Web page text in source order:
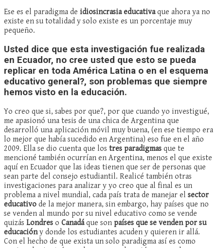
Ese es el paradigma de idiosincrasia educativaque ahora ya no
existe en su totalidad y solo existe es un porcentaje muy
pequeño.
Usted dice que esta investigación fue realizada
en Ecuador, no cree usted que esto se pueda
replicar en toda América Latina o en el esquema
educativo general?, son problemas que siempre
hemos visto en la educación.
Yo creo que si, sabes por que?, por que cuando yo investigué,
me apasionó una tesis de una chica de Argentina que
desarrolló una aplicación móvil muy buena, (en ese tiempo era
lo mejor que había sucedido en Argentina) eso fue en el año
2009. Ella se dio cuenta que los tres paradigmas que te
mencioné también ocurrían en Argentina, menos el que existe
aquí en Ecuador que las ideas tienen que ser de personas que
sean parte del consejo estudiantil. Realicé también otras
investigaciones para analizar y yo creo que al final es un
problema a nivel mundial, cada país trata de manejar el sector
educativo de la mejor manera, sin embargo, hay países que no
se venden al mundo por su nivel educativo como se vende
quizás Londres o Canadáque son países que se venden por su
educacióny donde los estudiantes acuden y quieren ir allá.
Con el hecho de que exista un solo paradigma así es como